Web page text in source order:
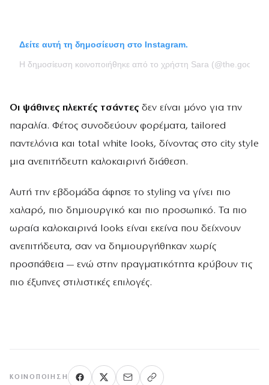
Δείτε αυτή τη δημοσίευση στο Instagram.
Η δημοσίευση κοινοποιήθηκε από το χρήστη Sara
Οι ψάθινες πλεκτές τσάντεςδεν είναι μόνο για την
παραλία. Φέτος συνοδεύουν φορέματα, tailored
παντελόνια και total white looks, δίνοντας στο city style
μια ανεπιτήδευτη καλοκαιρινή διάθεση.
Αυτή την εβδομάδα άφησε το styling να γίνει πιο
χαλαρό, πιο δημιουργικό και πιο προσωπικό. Τα πιο
ωραία καλοκαιρινά looks είναι εκείνα που δείχνουν
ανεπιτήδευτα, σαν να δημιουργήθηκαν χωρίς
προσπάθεια — ενώ στην πραγματικότητα κρύβουν τις
πιο έξυπνες στιλιστικές επιλογές.
ΚΟΙΝΟΠΟΊΗΣΗ